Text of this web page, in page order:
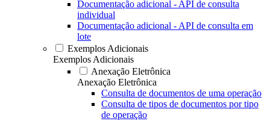
Documentação adicional - API de consulta
individual
Documentação adicional - API de consulta em
lote
Exemplos Adicionais
Exemplos Adicionais
Anexação Eletrônica
Anexação Eletrônica
Consulta de documentos de uma operação
Consulta de tipos de documentos por tipo
de operação